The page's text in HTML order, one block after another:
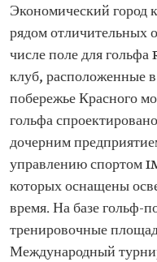
Экономический город
рядом отличительных
числе поле для
клуб, расположенные
побережье Красного
гольфа
дочерним
управлению спортом
которых оснащены
время. На базе гольф-
тренировочные
Международный